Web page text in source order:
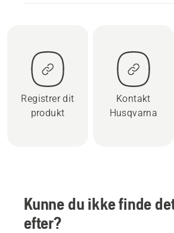
Registrer dit
produkt
Kontakt
Husqvarna
Kunne du ikke finde
efter?